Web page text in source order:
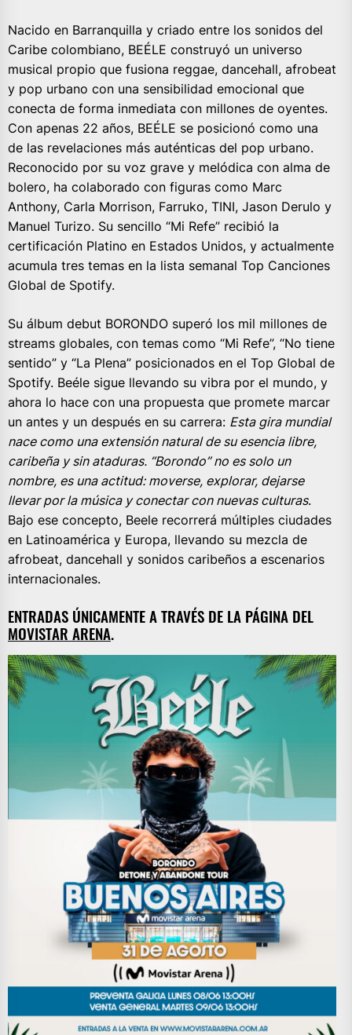
Nacido en Barranquilla y criado entre los sonidos del
Caribe colombiano, BEÉLE construyó un universo
musical propio que fusiona reggae, dancehall, afrobeat
y pop urbano con una sensibilidad emocional que
conecta de forma inmediata con millones de oyentes.
Con apenas 22 años, BEÉLE se posicionó como una
de las revelaciones más auténticas del pop urbano.
Reconocido por su voz grave y melódica con alma de
bolero, ha colaborado con figuras como Marc
Anthony, Carla Morrison, Farruko, TINI, Jason Derulo y
Manuel Turizo. Su sencillo “Mi Refe” recibió la
certificación Platino en Estados Unidos, y actualmente
acumula tres temas en la lista semanal Top Canciones
Global de Spotify.
Su álbum debut BORONDO superó los mil millones de
streams globales, con temas como “Mi Refe”, “No tiene
sentido” y “La Plena” posicionados en el Top Global de
Spotify. Beéle sigue llevando su vibra por el mundo, y
ahora lo hace con una propuesta que promete marcar
un antes y un después en su carrera: Esta gira mundial
nace como una extensión natural de su esencia libre,
caribeña y sin ataduras. “Borondo” no es solo un
nombre, es una actitud: moverse, explorar, dejarse
llevar por la música y conectar con nuevas culturas.
Bajo ese concepto, Beele recorrerá múltiples ciudades
en Latinoamérica y Europa, llevando su mezcla de
afrobeat, dancehall y sonidos caribeños a escenarios
internacionales.
ENTRADAS ÚNICAMENTE A TRAVÉS DE LA PÁGINA DEL
MOVISTAR ARENA.